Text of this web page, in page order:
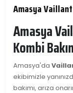
Amasya
Amasya
Kombi
Amasya'da
ekibimizle
bakımı, arıza